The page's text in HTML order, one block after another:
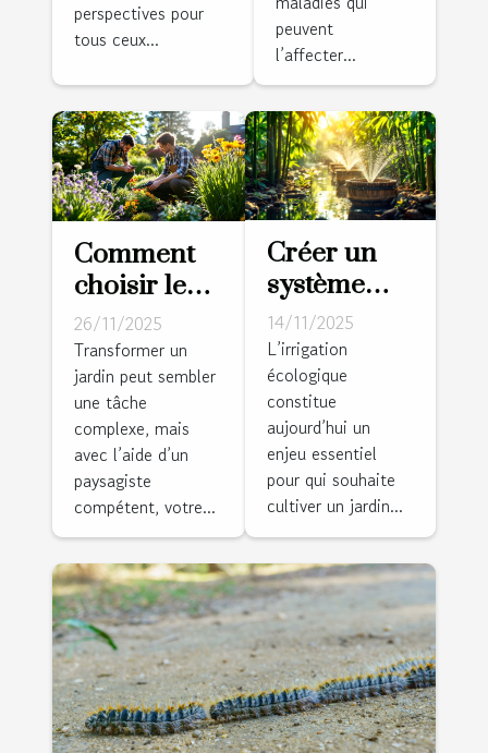
perspectives pour
tous ceux...
peuvent
l’affecter...
Comment
choisir le
bon
paysagiste
pour
transformer
votre jardin
?
26/11/2025
Transformer un
jardin peut sembler
une tâche
complexe, mais
avec l’aide d’un
paysagiste
compétent, votre...
Créer un
système
d'irrigation
écologique
pour
jardins
autonomes
14/11/2025
L’irrigation
écologique
constitue
aujourd’hui un
enjeu essentiel
pour qui souhaite
cultiver un jardin...